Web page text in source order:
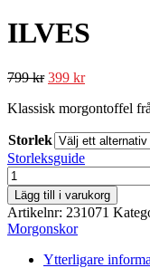
ILVES
799kr 399 kr
Klassisk morgontoffel
Storlek
Storleksguide
ILVES
mängd
Lägg till i varukorg
Artikelnr: 231071
Morgonskor
Ytterligare